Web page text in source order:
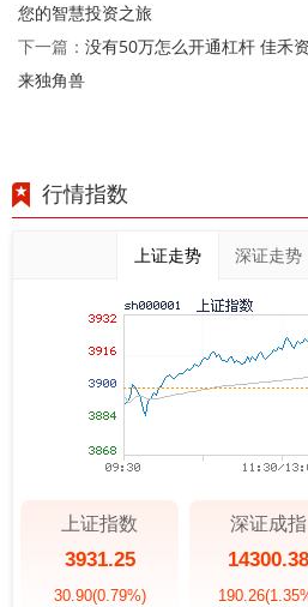
您的智慧投资之旅
下一篇： 没有50万怎么开通杠杆 佳禾
来独角兽
行情指数
上证走势 深证走势
上证指数
3931.25
30.90(0.79%)
深证成指
14300.38
190.26